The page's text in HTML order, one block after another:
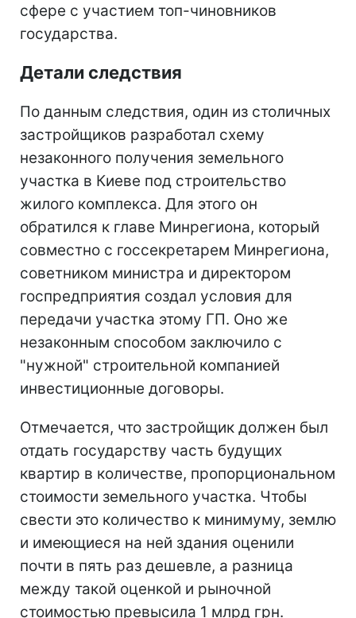
сфере с участием топ-чиновников
государства.
Детали следствия
По данным следствия, один из столичных
застройщиков разработал схему
незаконного получения земельного
участка в Киеве под строительство
жилого комплекса. Для этого он
обратился к главе Минрегиона, который
совместно с госсекретарем Минрегиона,
советником министра и директором
госпредприятия создал условия для
передачи участка этому ГП. Оно же
незаконным способом заключило с
"нужной" строительной компанией
инвестиционные договоры.
Отмечается, что застройщик должен был
отдать государству часть будущих
квартир в количестве, пропорциональном
стоимости земельного участка. Чтобы
свести это количество к минимуму, землю
и имеющиеся на ней здания оценили
почти в пять раз дешевле, а разница
между такой оценкой и рыночной
стоимостью превысила 1 млрд грн.